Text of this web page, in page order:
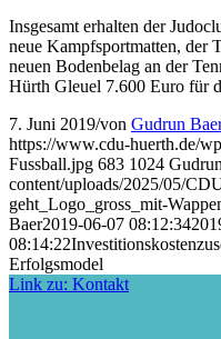
Insgesamt erhalten der
neue Kampfsportmatten, der
neuen Bodenbelag an der
Hürth Gleuel 7.600 Euro für
7. Juni 2019/von Gudrun
https://www.cdu-huerth.de/
Fussball.jpg 683 1024
content/uploads/2025/05/
geht_Logo_gross_mit-
Baer2019-06-07 08:12:34
08:14:22
Erfolgsmodel
Link zu: Kontakt